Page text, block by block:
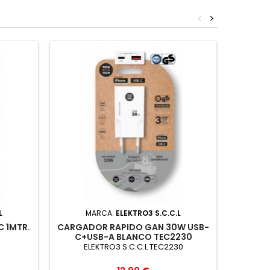
>
<
1MTR.
MARCA: ELEKTRO3 S.C.C.L
CARGADOR RAPIDO GAN 30W USB-
C+USB-A BLANCO TEC2230
ELEKTRO3 S.C.C.L TEC2230